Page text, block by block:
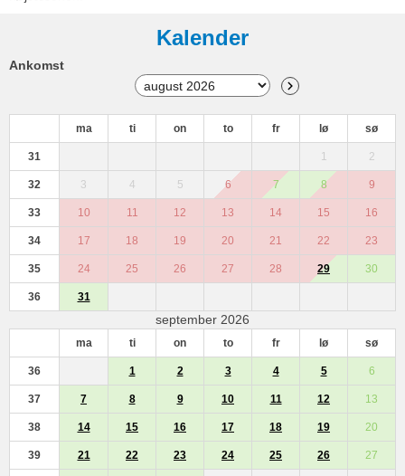
Kalender
Ankomst
ma ti on to fr lø sø
31 1 2
32 3 4 5 6 7 8 9
33 10 11 12 13 14 15 16
34 17 18 19 20 21 22 23
35 24 25 26 27 28 29 30
36 31
september 2026
ma ti on to fr lø sø
36 1 2 3 4 5 6
37 7 8 9 10 11 12 13
38 14 15 16 17 18 19 20
39 21 22 23 24 25 26 27